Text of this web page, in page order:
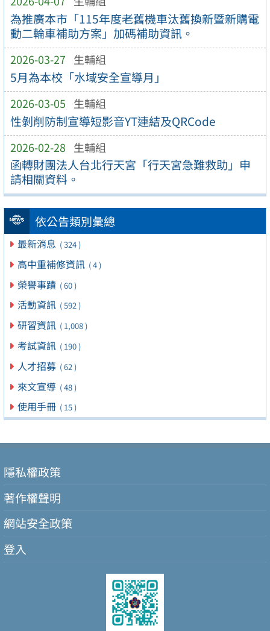
為推廣本市「115年度老舊機車汰舊換新暨新購電
動二輪車補助方案」加碼補助資訊。
2026-03-27 生輔組
5月為本校「水域安全宣導月」
2026-03-05 生輔組
性剝削防制宣導短影音YT連結及QRCode
2026-02-28 生輔組
函轉財團法人台北行天宮「行天宮急難救助」申
請相關資料。
依公告類別彙總
最新消息 ( 324 )
高中重補修資訊 ( 4 )
榮譽事蹟 ( 60 )
活動資訊 ( 592 )
研習資訊 ( 1,008 )
考試資訊 ( 190 )
人才招募 ( 62 )
來文宣導 ( 48 )
使用手冊 ( 15 )
隱私權政策
著作權聲明
網站安全政策
登入